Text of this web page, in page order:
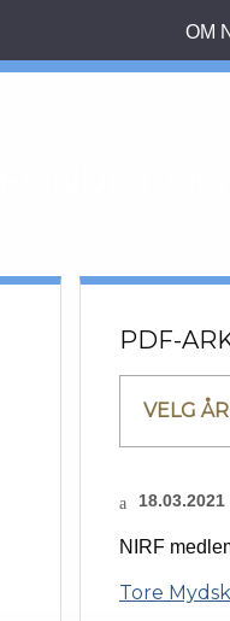
OM
PDF-
VELG ÅR
18.03.2021
NIRF
Tore